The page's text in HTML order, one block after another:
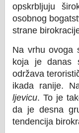
opskrbljuju
osobnog
strane
Na vrhu ovoga
koja je danas
održava
ikada ranije.
ljevicu. To je
da je desna
tendencija